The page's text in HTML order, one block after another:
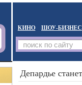
КИНО ШОУ-БИЗНЕС
Депардье